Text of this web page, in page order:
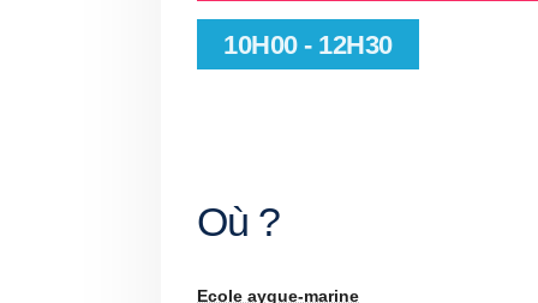
10H00 - 12H30
Où ?
Ecole aygue-marine